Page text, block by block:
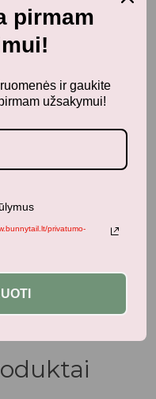
pirmam
ir gaukite
užsakymui!
privatumo-